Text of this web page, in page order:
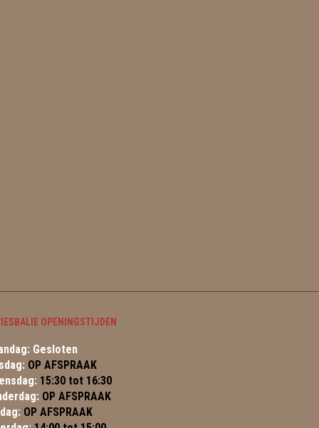
OPENINGSTIJDEN
Gesloten
OP AFSPRAAK
15:30 tot 16:30
OP AFSPRAAK
OP AFSPRAAK